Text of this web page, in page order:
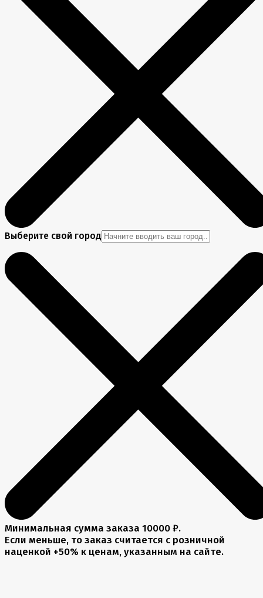
Выберите свой город
Минимальная сумма заказа 10000 ₽.
Если меньше, то заказ считается с розничной
наценкой +50% к ценам, указанным на сайте.